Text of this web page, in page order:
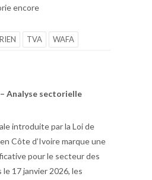
encore
TVA WAFA
Analyse sectorielle
introduite par la Loi de
Côte d’Ivoire marque une
pour le secteur des
le 17 janvier 2026, les